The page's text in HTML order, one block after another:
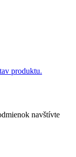
produktu.
navštívte